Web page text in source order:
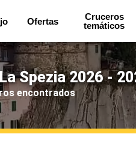
Ofertas
Cruceros
temáticos
Spezia 2026 -
encontrados